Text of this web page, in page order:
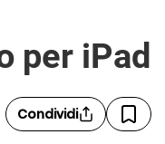
per iPad
Condividi